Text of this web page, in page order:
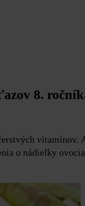
8.
vitamínov.
o nádielky